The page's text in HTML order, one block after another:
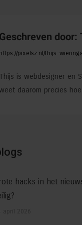
Geschreven door:
https://pixelsz.nl/thijs-
Thijs is webdesigner en
daarom precies
hacks in het